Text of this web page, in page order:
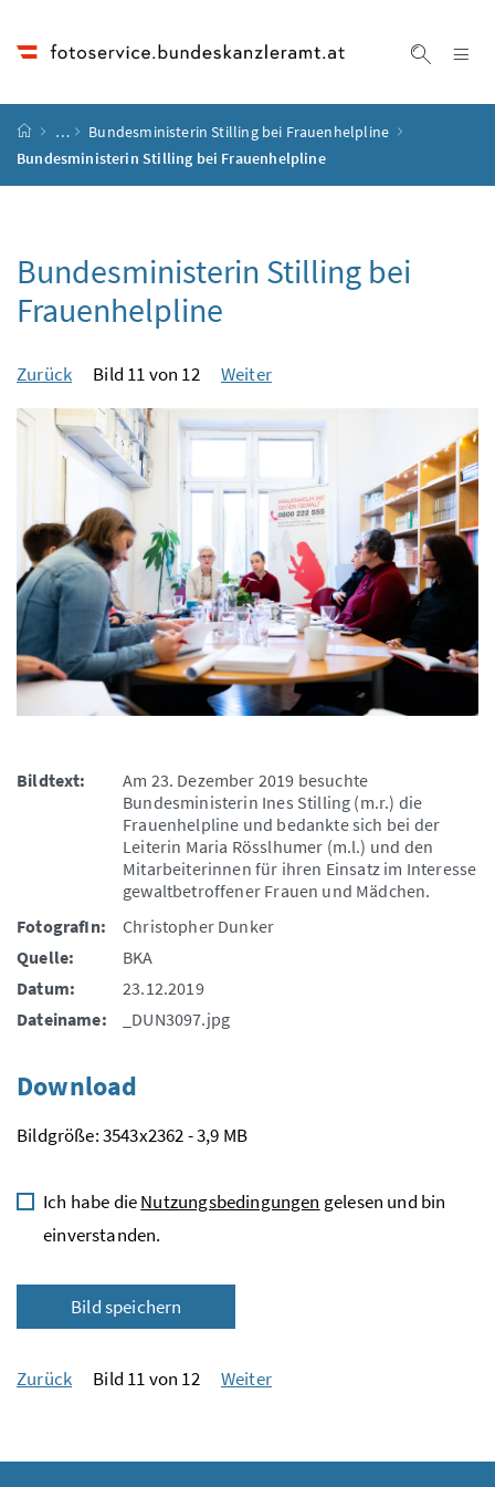
Startseite
…
Bundesministerin Stilling bei Frauenhelpline
Bundesministerin Stilling bei Frauenhelpline
Bundesministerin Stilling bei
Frauenhelpline
Zurück Bild 11 von 12 Weiter
Bildtext:
Am 23. Dezember 2019 besuchte
Bundesministerin Ines Stilling (m.r.) die
Frauenhelpline und bedankte sich bei der
Leiterin Maria Rösslhumer (m.l.) und den
Mitarbeiterinnen für ihren Einsatz im Interesse
gewaltbetroffener Frauen und Mädchen.
FotografIn:
Christopher Dunker
Quelle:
BKA
Datum:
23.12.2019
Dateiname:
_DUN3097.jpg
Download
Bildgröße: 3543x2362 - 3,9 MB
Ich habe dieNutzungsbedingungen gelesen und bin
einverstanden.
Bild speichern
Zurück Bild 11 von 12 Weiter